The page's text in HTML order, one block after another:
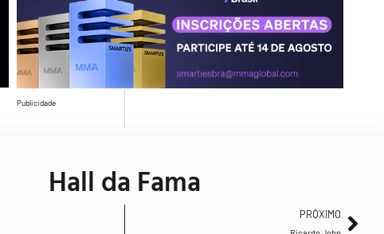
Publicidade
Hall da Fama
PRÓXIMO